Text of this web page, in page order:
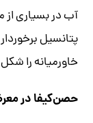
آب در بسیاری از
پتانسیل
خاورمیانه را
حصن‌کیفا در